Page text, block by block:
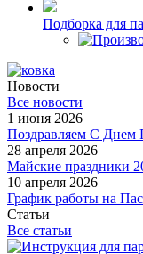
Подборка для
Новости
Все новости
1 июня 2026
Поздравляем С Днем
28 апреля 2026
Майские праздники
10 апреля 2026
График работы на
Статьи
Все статьи